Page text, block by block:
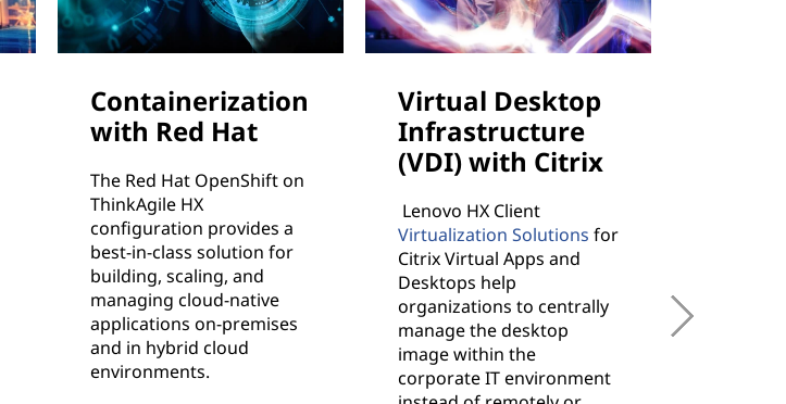
Containerization
with Red Hat
The Red Hat OpenShift on
ThinkAgile HX
configuration provides a
best-in-class solution for
building, scaling, and
managing cloud-native
applications on-premises
and in hybrid cloud
environments.
Virtual Desktop
Infrastructure
(VDI) with Citrix
Lenovo HX Client
Virtualization Solutions for
Citrix Virtual Apps and
Desktops help
organizations to centrally
manage the desktop
image within the
corporate IT environment